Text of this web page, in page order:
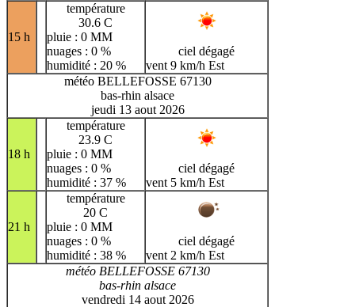
15 h
température
30.6 C
pluie : 0 MM
nuages : 0 %
humidité : 20 %
ciel dégagé
vent 9 km/h Est
météo BELLEFOSSE 67130
bas-rhin alsace
jeudi 13 aout 2026
18 h
température
23.9 C
pluie : 0 MM
nuages : 0 %
humidité : 37 %
ciel dégagé
vent 5 km/h Est
21 h
température
20 C
pluie : 0 MM
nuages : 0 %
humidité : 38 %
ciel dégagé
vent 2 km/h Est
météo BELLEFOSSE 67130
bas-rhin alsace
vendredi 14 aout 2026